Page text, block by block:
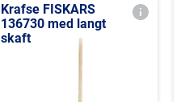
Krafse FISKARS
136730 med langt
skaft